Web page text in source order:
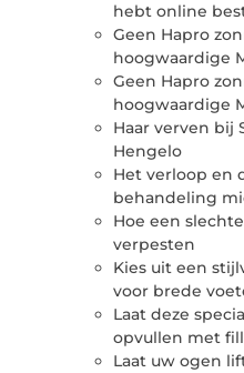
hebt online
Geen Hapro
hoogwaardige
Geen Hapro
hoogwaardige
Haar verven bij
Hengelo
Het verloop en
behandeling
Hoe een
verpesten
Kies uit een
voor brede
Laat deze
opvullen met
Laat uw ogen